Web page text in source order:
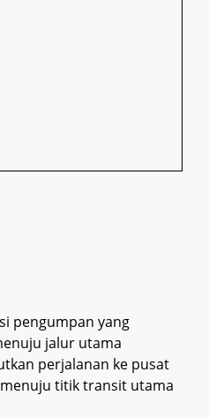
pengumpan yang
jalur utama
perjalanan ke pusat
titik transit utama